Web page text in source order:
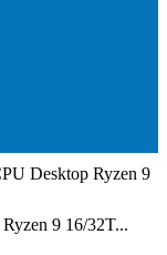
Desktop Ryzen 9
9 16/32T...